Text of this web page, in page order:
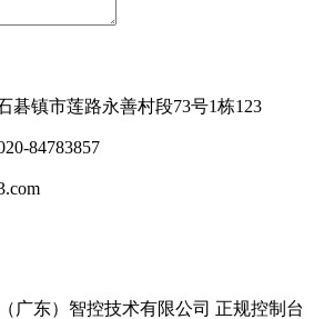
碁镇市莲路永善村段73号1栋123
84783857
广东）智控技术有限公司 正规控制台